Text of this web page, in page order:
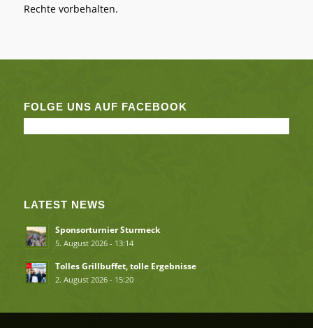
Rechte vorbehalten.
FOLGE UNS AUF FACEBOOK
LATEST NEWS
Sponsorturnier Sturmeck
5. August 2026 - 13:14
Tolles Grillbuffet, tolle Ergebnisse
2. August 2026 - 15:20